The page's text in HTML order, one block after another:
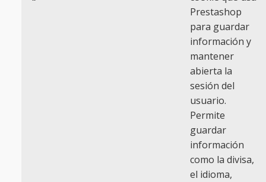
Prestashop
para guardar
información y
mantener
abierta la
sesión del
usuario.
Permite
guardar
información
como la divisa,
el idioma,